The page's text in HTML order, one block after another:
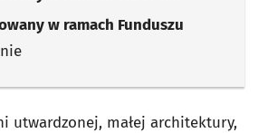
w ramach Funduszu
nie
utwardzonej, małej architektury,